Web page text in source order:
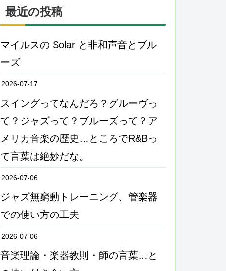
最近の投稿
マイルスの Solar と非和声音とブル
ーズ
2026-07-17
スイングってなんだろ？グルーヴっ
て？ジャズって？ブルーズって？ア
メリカ音楽の歴史…ところでR&Bっ
て言葉は絶妙だな。
2026-07-06
ジャズ無窮動トレーニング、管楽器
での使い方の工夫
2026-07-06
音楽理論・楽器教則・師の言葉…と